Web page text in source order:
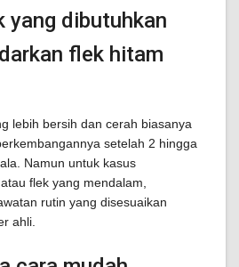
yang dibutuhkan
flek hitam
lebih bersih dan cerah biasanya
setelah 2 hingga
Namun untuk kasus
flek yang mendalam,
rutin yang disesuaikan
ahli.